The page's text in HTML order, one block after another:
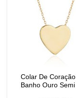
Colar De
Banho Ouro